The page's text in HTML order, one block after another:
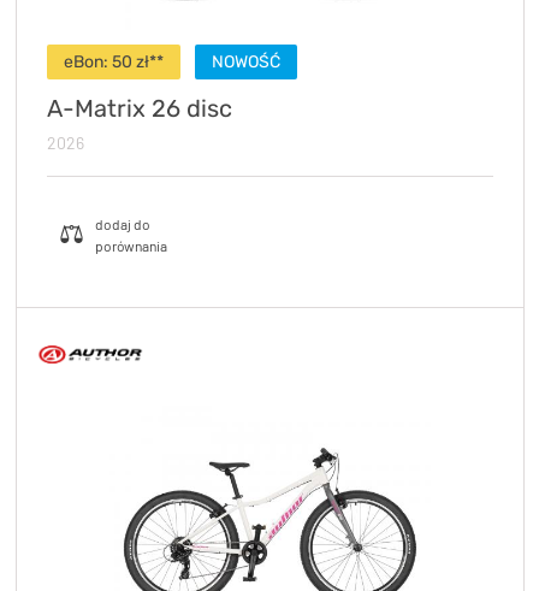
34,90 zł* 89,00 zł*
eBon: 50 zł** NOWOŚĆ
A-Matrix 26 disc
2026